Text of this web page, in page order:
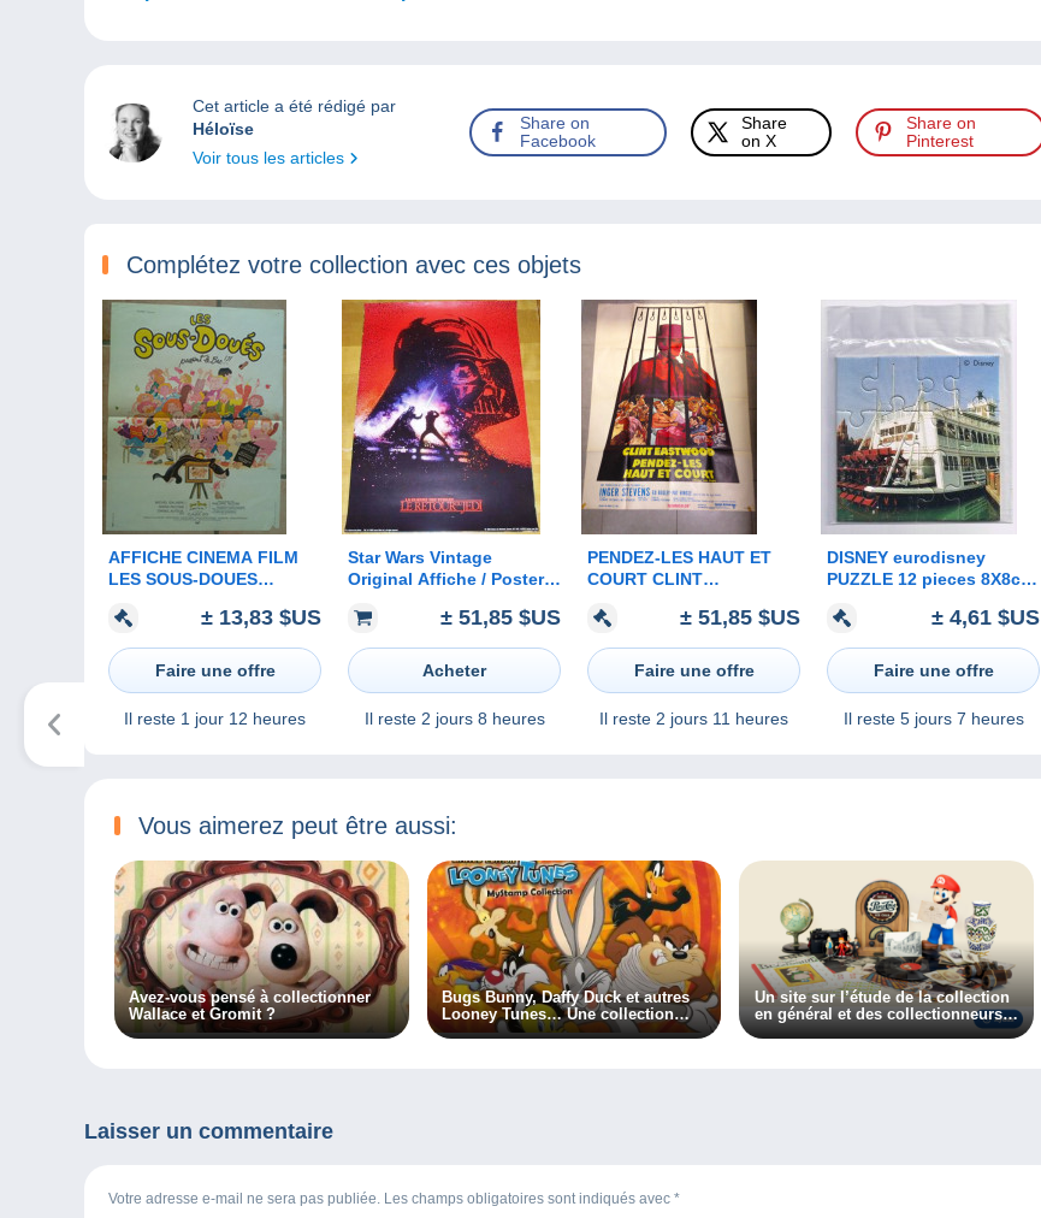
Cet article a été rédigé par
Héloïse
Voir tous les articles
Share on
Facebook
Share
on X
Share on
Pinterest
Complétez votre collection avec ces objets
AFFICHE CINEMA FILM
LES SOUS-DOUES
AUTEUIL ZIDI 1980
FERRACCI TBE
± 13,83 $US
Faire une offre
Il reste 1 jour 12 heures
Star Wars Vintage
Original Affiche / Poster
DU JEDI Film 1983 La
Guerre Des Etoiles Darth
Vador
± 51,85 $US
Acheter
Il reste 2 jours 8 heures
PENDEZ-LES HAUT ET
COURT CLINT
VINTAGE AFFICHE
CINEMA AUTHENTIQUE
KINO FILM
± 51,85 $US
Faire une offre
Il reste 2 jours 11 heures
DISNEY eurodisney
PUZZLE 12 pieces 8X8cm
aubes mississipi boat
ETAT NEUF
± 4,61 $US
Faire une offre
Il reste 5 jours 7 heures
Vous aimerez peut être aussi:
Avez-vous pensé à collectionner
Wallace et Gromit ?
Bugs Bunny, Daffy Duck et autres
Looney Tunes… Une collection
sympa !
Un site sur l’étude de la collection
en général et des collectionneurs
en particulier, découvrez
Laisser un commentaire
Votre adresse e-mail ne sera pas publiée. Les champs obligatoires sont indiqués avec *